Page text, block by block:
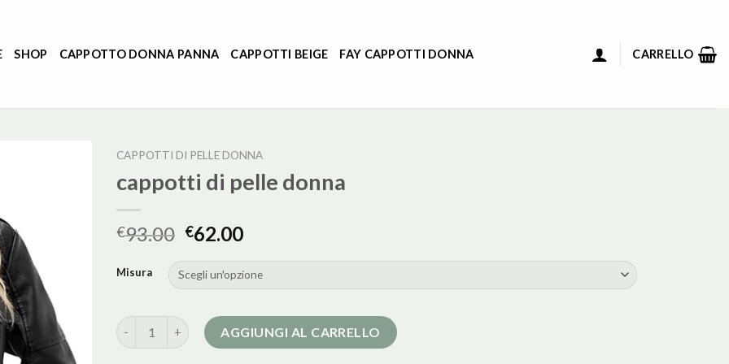
SHOP CAPPOTTO DONNA PANNA CAPPOTTI BEIGE FAY CAPPOTTI DONNA CARRELLO
CAPPOTTI DI PELLE DONNA
cappotti di pelle donna
€93.00 €62.00
Misura
cappotti di pelle donna quantitàAGGIUNGI AL CARRELLO